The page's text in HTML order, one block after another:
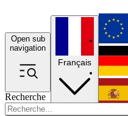
Open sub
navigation
Recherche
Français